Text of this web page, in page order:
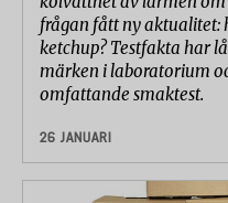
frågan fått ny aktualitet:
ketchup? Testfakta har
märken i laboratorium
omfattande smaktest.
26 JANUARI